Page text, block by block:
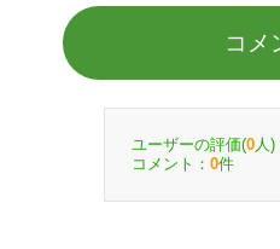
コメ
ユーザーの評価(0 人)
コメント： 0件